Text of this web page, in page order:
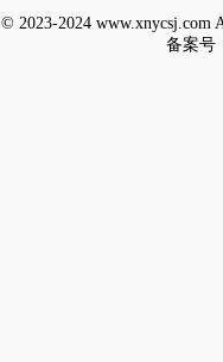
© 2023-2024 www.xnycsj.com
备案号